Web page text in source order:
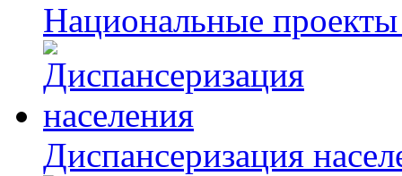
Национальные
Диспансеризация